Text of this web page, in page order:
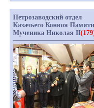
Петрозаводский отдел
Казачьего Конвоя
Мученика Николая II